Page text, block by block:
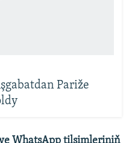
Pariže